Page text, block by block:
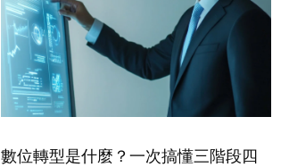
數位轉型是什麼？一次搞懂三階段四